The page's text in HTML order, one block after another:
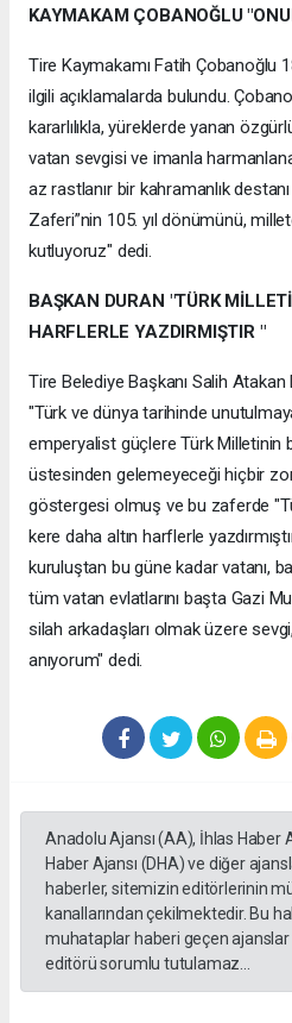
KAYMAKAM ÇOBANOĞLU
Tire Kaymakamı Fatih Çobanoğlu
ilgili açıklamalarda bulundu.
kararlılıkla, yüreklerde yanan
vatan sevgisi ve imanla
az rastlanır bir kahramanlık
Zaferi”nin 105. yıl dönümünü,
kutluyoruz" dedi.
BAŞKAN DURAN "TÜRK
HARFLERLE YAZDIRMIŞTIR "
Tire Belediye Başkanı Salih Atakan
"Türk ve dünya tarihinde
emperyalist güçlere Türk Milletinin
üstesinden gelemeyeceği hiçbir
göstergesi olmuş ve bu zaferde
kere daha altın harflerle
kuruluştan bu güne kadar vatanı,
tüm vatan evlatlarını başta Gazi
silah arkadaşları olmak üzere
anıyorum" dedi.
Anadolu Ajansı (AA), İhlas Haber
Haber Ajansı (DHA) ve diğer
haberler, sitemizin editörlerinin
kanallarından çekilmektedir. Bu
muhataplar haberi geçen
editörü sorumlu tutulamaz...